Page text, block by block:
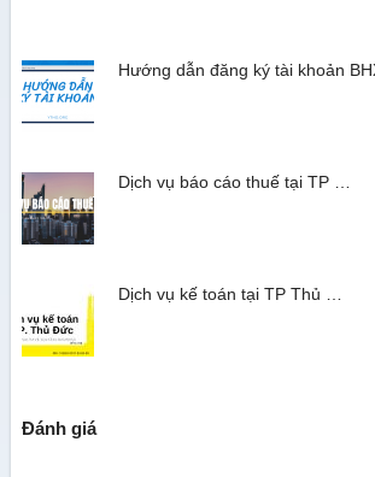
Hướng dẫn đăng ký tài khoản
Dịch vụ báo cáo thuế tại TP …
Dịch vụ kế toán tại TP Thủ …
Đánh giá